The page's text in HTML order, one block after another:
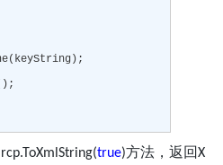
rcp.ToXmlString(true)方法，返回X